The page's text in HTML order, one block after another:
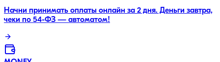
Начни принимать оплаты онлайн за 2 дня. Деньги завтра,
чеки по 54-ФЗ — автоматом!